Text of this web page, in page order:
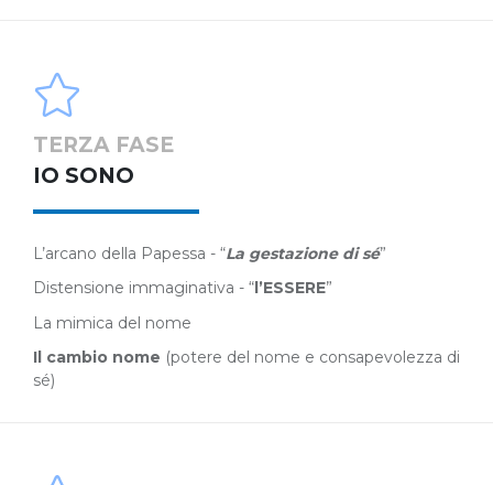
TERZA FASE
IO SONO
L’arcano della Papessa - “La gestazione di sé”
Distensione immaginativa - “l’ESSERE”
La mimica del nome
Il cambio nome (potere del nome e consapevolezza di
sé)